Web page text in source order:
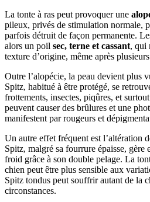
La tonte à ras peut provoquer une
pileux, privés de stimulation normale,
parfois détruit de façon permanente.
alors un poil sec, terne et cassant, qui
texture d’origine, même après
Outre l’alopécie, la peau devient plus
Spitz, habitué à être protégé, se
frottements, insectes, piqûres, et
peuvent causer des brûlures et une
manifestent par rougeurs et
Un autre effet fréquent est l’altération
Spitz, malgré sa fourrure épaisse, gère
froid grâce à son double pelage. La
chien peut être plus sensible aux
Spitz tondus peut souffrir autant de la
circonstances.